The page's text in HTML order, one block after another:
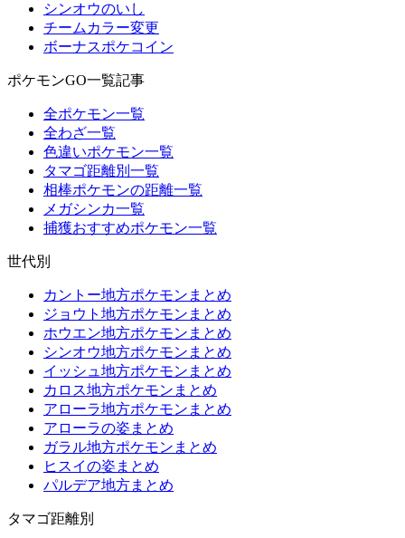
シンオウのいし
チームカラー変更
ボーナスポケコイン
ポケモンGO一覧記事
全ポケモン一覧
全わざ一覧
色違いポケモン一覧
タマゴ距離別一覧
相棒ポケモンの距離一覧
メガシンカ一覧
捕獲おすすめポケモン一覧
世代別
カントー地方ポケモンまとめ
ジョウト地方ポケモンまとめ
ホウエン地方ポケモンまとめ
シンオウ地方ポケモンまとめ
イッシュ地方ポケモンまとめ
カロス地方ポケモンまとめ
アローラ地方ポケモンまとめ
アローラの姿まとめ
ガラル地方ポケモンまとめ
ヒスイの姿まとめ
パルデア地方まとめ
タマゴ距離別